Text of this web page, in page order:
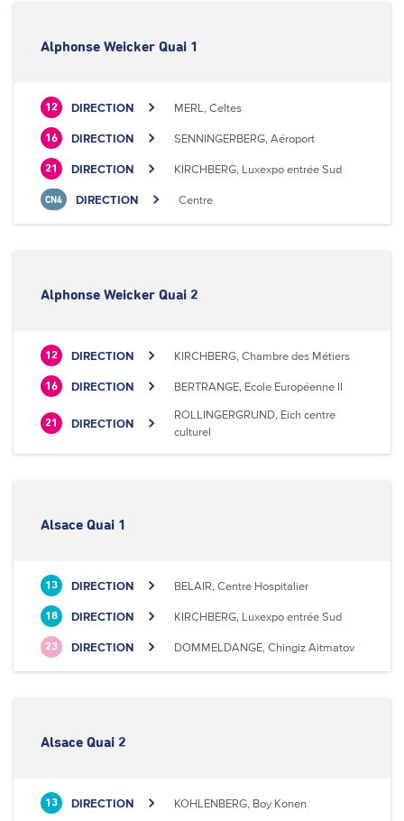
Alphonse Weicker Quai 1
12 DIRECTION MERL, Celtes
16 DIRECTION SENNINGERBERG, Aéroport
21 DIRECTION KIRCHBERG, Luxexpo entrée Sud
CN4 DIRECTION Centre
Alphonse Weicker Quai 2
12 DIRECTION KIRCHBERG, Chambre des Métiers
16 DIRECTION BERTRANGE, Ecole Européenne II
21 DIRECTION
ROLLINGERGRUND, Eich centre
culturel
Alsace Quai 1
13 DIRECTION BELAIR, Centre Hospitalier
18 DIRECTION KIRCHBERG, Luxexpo entrée Sud
23 DIRECTION DOMMELDANGE, Chingiz Aitmatov
Alsace Quai 2
13 DIRECTION KOHLENBERG, Boy Konen